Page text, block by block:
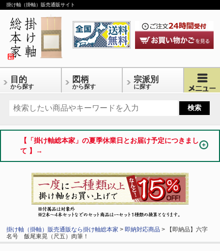
掛け軸（掛軸）販売通販サイト
目的
から探す
図柄
から探す
宗派別
に探す
【「掛け軸総本家」の夏季休業日とお届け予定につきまし
て 】→
掛け軸（掛軸）販売通販なら掛け軸総本家 > 即納対応商品 > 【即納品】六字
名号 飯尾東晃（尺五）肉筆！